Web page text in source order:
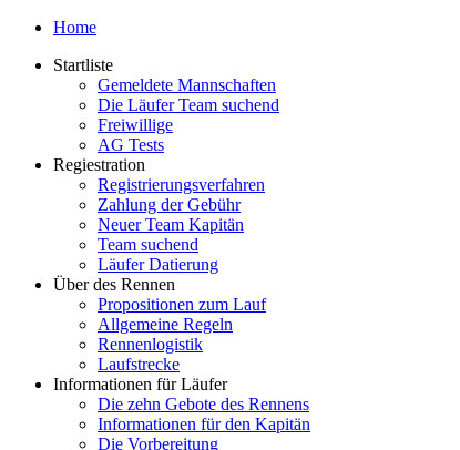
Home
Startliste
Gemeldete Mannschaften
Die Läufer Team suchend
Freiwillige
AG Tests
Regiestration
Registrierungsverfahren
Zahlung der Gebühr
Neuer Team Kapitän
Team suchend
Läufer Datierung
Über des Rennen
Propositionen zum Lauf
Allgemeine Regeln
Rennenlogistik
Laufstrecke
Informationen für Läufer
Die zehn Gebote des Rennens
Informationen für den Kapitän
Die Vorbereitung